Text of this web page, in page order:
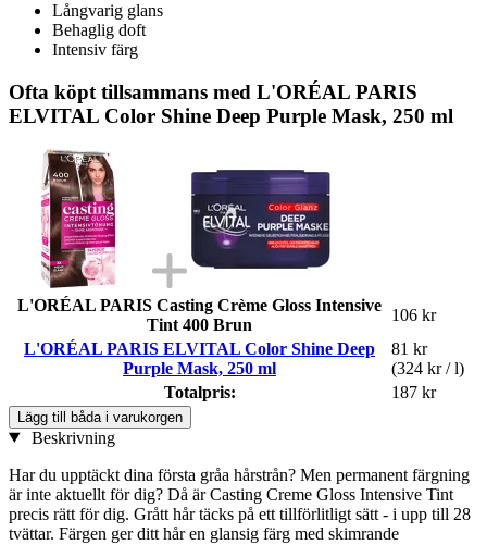
Långvarig glans
Behaglig doft
Intensiv färg
Ofta köpt tillsammans med L'ORÉAL PARIS
ELVITAL Color Shine Deep Purple Mask, 250 ml
L'ORÉAL PARIS Casting Crème Gloss Intensive
Tint 400 Brun
106 kr
L'ORÉAL PARIS ELVITAL Color Shine Deep
Purple Mask, 250 ml
81 kr
(324 kr / l)
Totalpris:
187 kr
Lägg till båda i varukorgen
Beskrivning
Har du upptäckt dina första gråa hårstrån? Men permanent färgning
är inte aktuellt för dig? Då är Casting Creme Gloss Intensive Tint
precis rätt för dig. Grått hår täcks på ett tillförlitligt sätt - i upp till 28
tvättar. Färgen ger ditt hår en glansig färg med skimrande